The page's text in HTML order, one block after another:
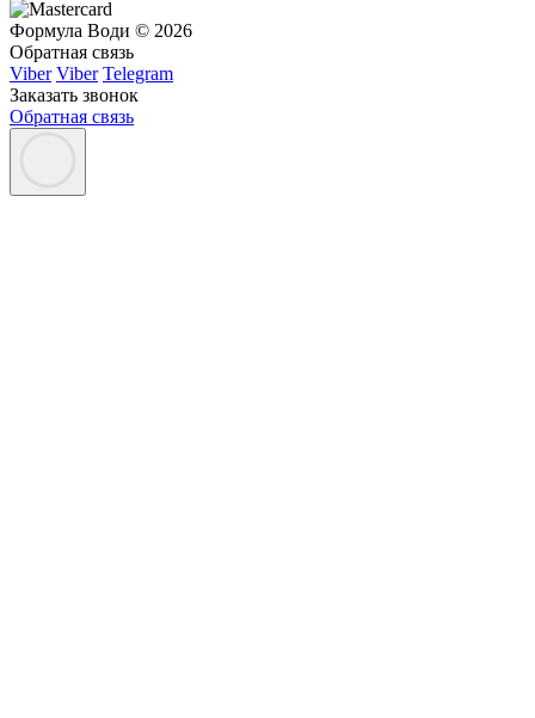
Формула Води © 2026
Обратная связь
Viber Viber Telegram
Заказать звонок
Обратная связь